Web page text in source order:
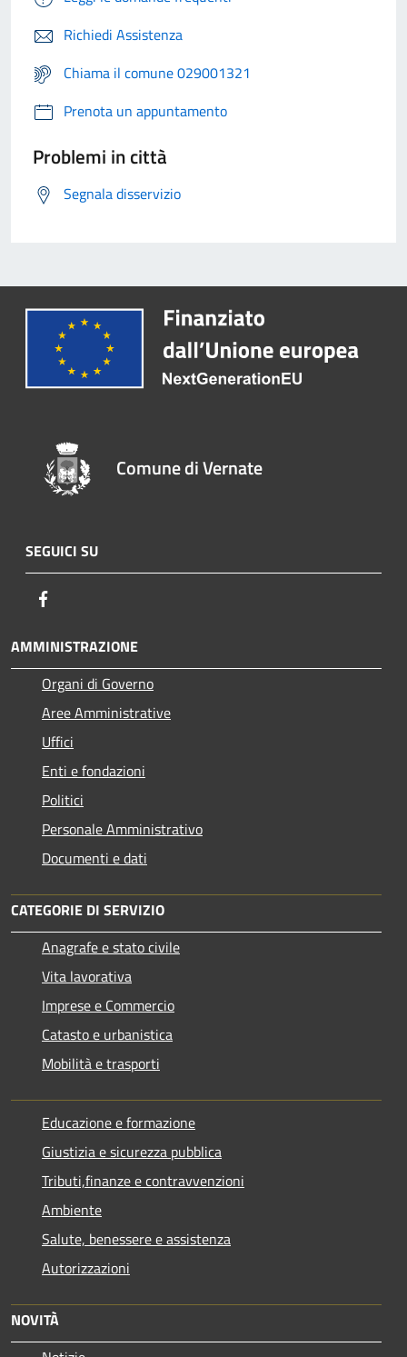
Richiedi Assistenza
Chiama il comune 029001321
Prenota un appuntamento
Problemi in città
Segnala disservizio
Comune di Vernate
SEGUICI SU
AMMINISTRAZIONE
Organi di Governo
Aree Amministrative
Uffici
Enti e fondazioni
Politici
Personale Amministrativo
Documenti e dati
CATEGORIE DI SERVIZIO
Anagrafe e stato civile
Vita lavorativa
Imprese e Commercio
Catasto e urbanistica
Mobilità e trasporti
Educazione e formazione
Giustizia e sicurezza pubblica
Tributi,finanze e contravvenzioni
Ambiente
Salute, benessere e assistenza
Autorizzazioni
NOVITÀ